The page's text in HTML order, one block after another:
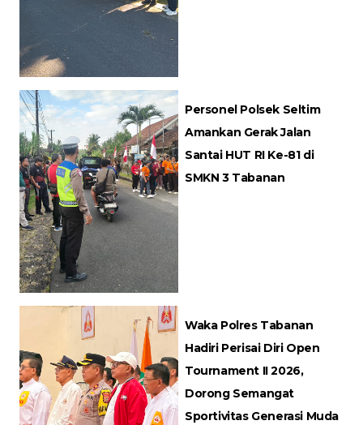
Personel Polsek Seltim
Amankan Gerak Jalan
Santai HUT RI Ke-81 di
SMKN 3 Tabanan
Waka Polres Tabanan
Hadiri Perisai Diri Open
Tournament II 2026,
Dorong Semangat
Sportivitas Generasi Muda